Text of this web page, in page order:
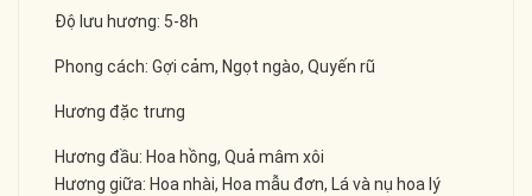
Độ lưu hương: 5-8h
Phong cách: Gợi cảm, Ngọt ngào, Quyến rũ
Hương đặc trưng
Hương đầu: Hoa hồng, Quả mâm xôi
Hương giữa: Hoa nhài, Hoa mẫu đơn, Lá và nụ hoa lý